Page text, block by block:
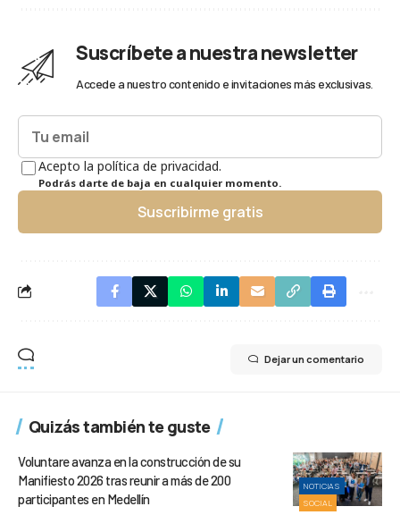
Suscríbete a nuestra newsletter
Accede a nuestro contenido e invitaciones más exclusivas.
Acepto la política de privacidad.
Podrás darte de baja en cualquier momento.
Suscribirme gratis
Dejar un comentario
Quizás también te guste
NOTICIAS
SOCIAL
Voluntare avanza en la construcción de su
Manifiesto 2026 tras reunir a más de 200
participantes en Medellín